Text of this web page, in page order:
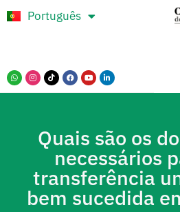
Português
Español
Quais são os
necessários
transferência
bem sucedida